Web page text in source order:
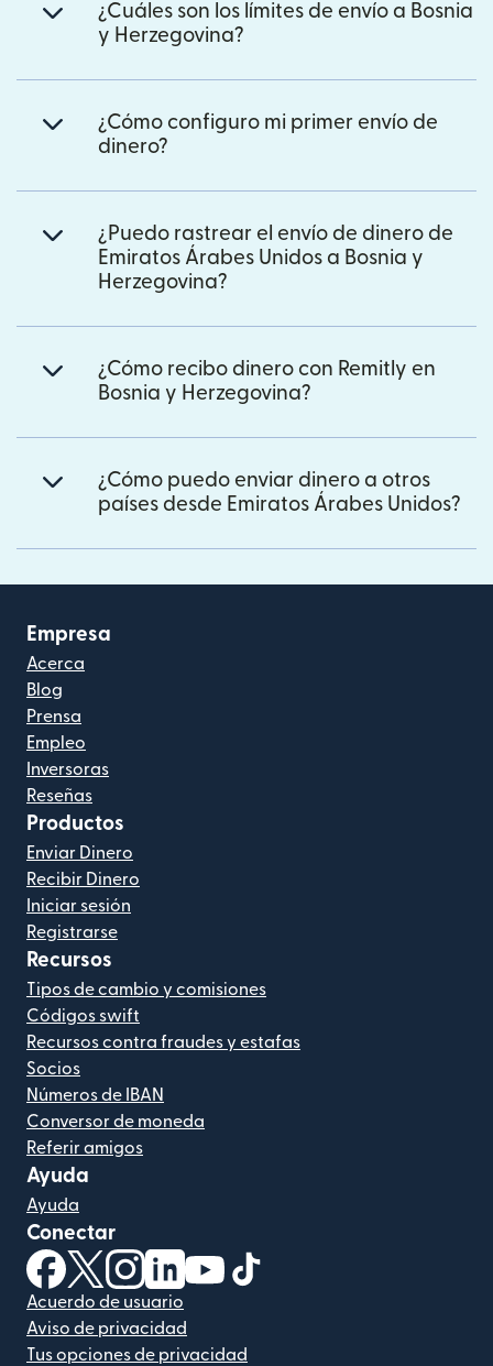
¿Cuáles son los límites de envío a Bosnia
y Herzegovina?
¿Cómo configuro mi primer envío de
dinero?
¿Puedo rastrear el envío de dinero de
Emiratos Árabes Unidos a Bosnia y
Herzegovina?
¿Cómo recibo dinero con Remitly en
Bosnia y Herzegovina?
¿Cómo puedo enviar dinero a otros
países desde Emiratos Árabes Unidos?
Empresa
Acerca
Blog
Prensa
Empleo
Inversoras
Reseñas
Productos
Enviar Dinero
Recibir Dinero
Iniciar sesión
Registrarse
Recursos
Tipos de cambio y comisiones
Códigos swift
Recursos contra fraudes y estafas
Socios
Números de IBAN
Conversor de moneda
Referir amigos
Ayuda
Ayuda
Conectar
(se abre en una ventana nueva)
(se abre en una ventana nueva)
(se abre en una ventana nueva)
(se abre en una ventana nueva)
(se abre en una ventana nueva)
Acuerdo de usuario
Aviso de privacidad
Tus opciones de privacidad